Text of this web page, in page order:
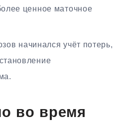
ценное маточное
начинался учёт потерь,
во время